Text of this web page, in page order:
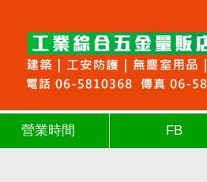
營業時間 FB